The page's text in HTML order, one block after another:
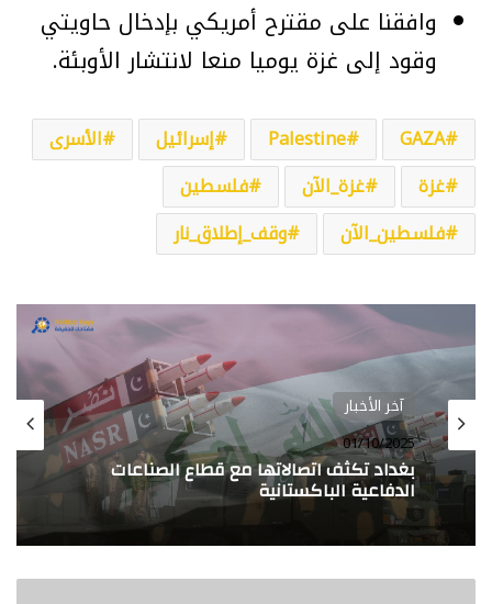
وافقنا على مقترح أمريكي بإدخال حاويتي
وقود إلى غزة يوميا منعا لانتشار الأوبئة.
GAZA
Palestine إسرائيل
الأسرى
غزة
غزة_الآن
فلسطين
فلسطين_الآن
وقف_إطلاق_نار
آخر الأخبار
01/10/2025
بغداد تكثف اتصالاتها مع قطاع الصناعات
آخر الأخبار
19/05/2025
الحصاد… نشرة يومية لأبرز الأخبار الدولية من
بوليتكال كيز
وسائل